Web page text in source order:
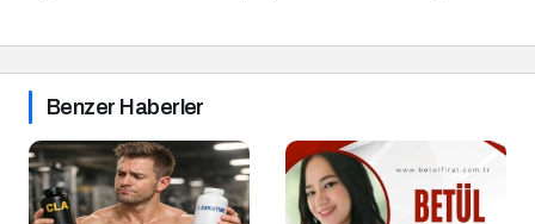
Benzer Haberler